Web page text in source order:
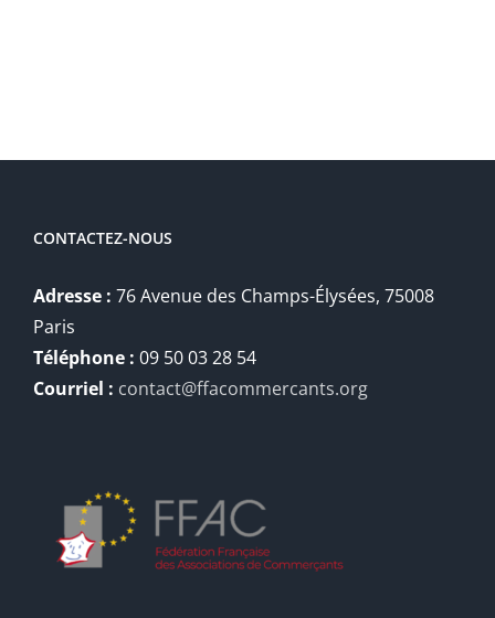
CONTACTEZ-NOUS
Adresse : 76 Avenue des Champs-Élysées, 75008
Paris
Téléphone : 09 50 03 28 54
Courriel : contact@ffacommercants.org